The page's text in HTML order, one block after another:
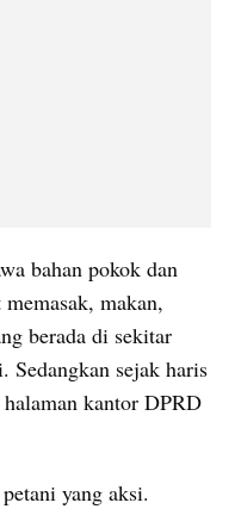
bahan pokok dan
makan,
berada di sekitar
Sedangkan sejak haris
kantor DPRD
yang aksi.